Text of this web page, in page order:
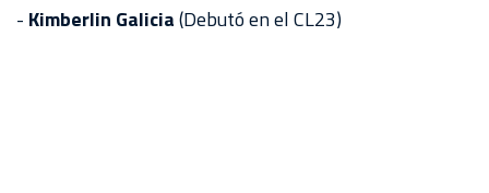
- Kimberlin Galicia(Debutó en el CL23)